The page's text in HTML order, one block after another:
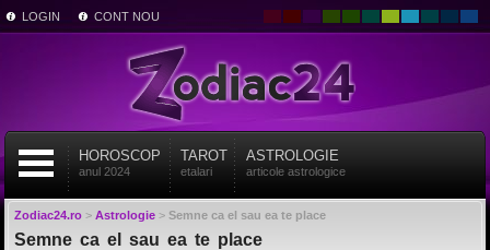
LOGIN CONT NOU
HOROSCOP
anul 2024
TAROT
etalari
ASTROLOGIE
articole astrologice
Zodiac24.ro> Astrologie> Semne ca el sau ea te place
Semne ca el sau ea te place